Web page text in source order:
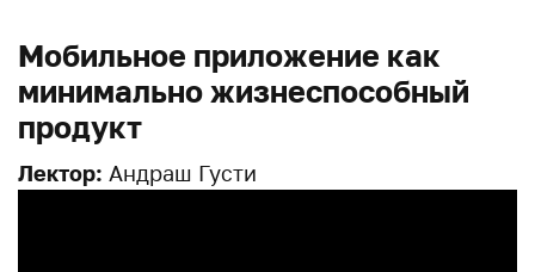
Мобильное приложение как
минимально жизнеспособный
продукт
Лектор: Андраш Густи